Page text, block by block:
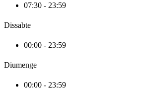
07:30 - 23:59
Dissabte
00:00 - 23:59
Diumenge
00:00 - 23:59